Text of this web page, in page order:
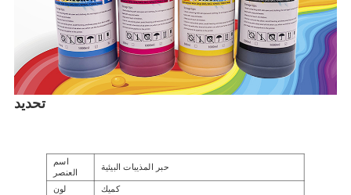
تحديد
اسم
العنصر
حبر المذيبات البيئية
لون
كميك